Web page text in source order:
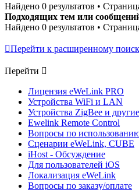
Найдено 0 результатов •
Подходящих тем или
Найдено 0 результатов •
Перейти к расширенному
Перейти
Лицензия eWeLink PRO
Устройства WiFi и LAN
Устройства ZigBee и другие
Ewelink Remote Control
Вопросы по
Сценарии eWeLink, CUBE
iHost - Обсуждение
Для пользователей iOS
Локализация eWeLink
Вопросы по заказу/оплате